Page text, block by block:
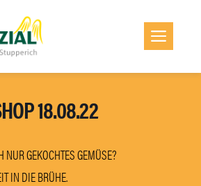
18.08.22
GEKOCHTES GEMÜSE?
IN DIE BRÜHE.